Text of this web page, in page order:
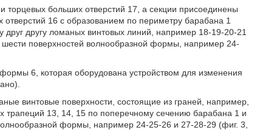
торцевых больших отверстий 17, а секции присоединены
16 с образованием по периметру барабана 1
другу ломаных винтовых линий, например 18-19-20-21
поверхностей волнообразной формы, например 24-
6, которая оборудована устройством для изменения
винтовые поверхности, состоящие из граней, например,
трапеций 13, 14, 15 по поперечному сечению барабана 1 и
формы, например 24-25-26 и 27-28-29 (фиг. 3,